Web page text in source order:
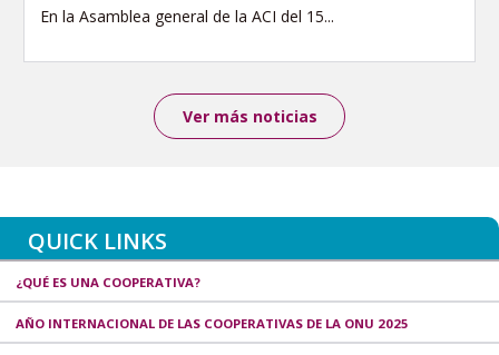
En la Asamblea general de la ACI del 15...
Ver más noticias
QUICK LINKS
¿QUÉ ES UNA COOPERATIVA?
AÑO INTERNACIONAL DE LAS COOPERATIVAS DE LA ONU 2025